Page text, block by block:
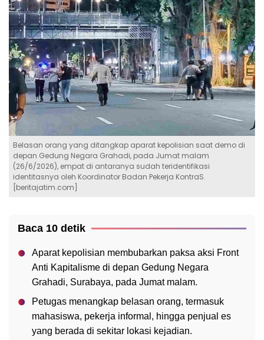
Belasan orang yang ditangkap aparat kepolisian saat demo di
depan Gedung Negara Grahadi, pada Jumat malam
(26/6/2026), empat di antaranya sudah teridentifikasi
identitasnya oleh Koordinator Badan Pekerja KontraS.
[beritajatim.com]
Baca 10 detik
Aparat kepolisian membubarkan paksa aksi Front
Anti Kapitalisme di depan Gedung Negara
Grahadi, Surabaya, pada Jumat malam.
Petugas menangkap belasan orang, termasuk
mahasiswa, pekerja informal, hingga penjual es
yang berada di sekitar lokasi kejadian.